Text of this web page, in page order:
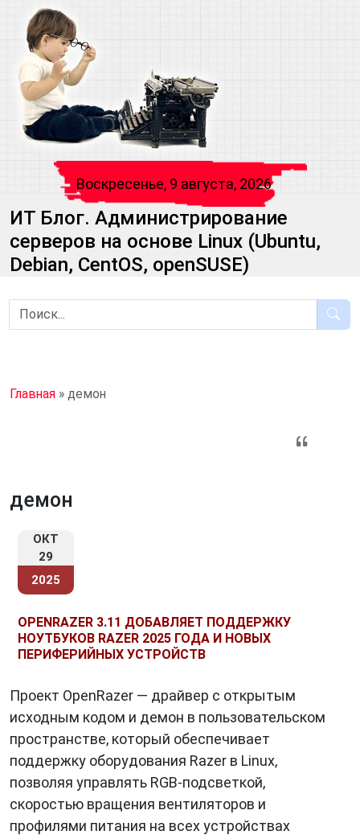
Воскресенье, 9 августа, 2026
ИТ Блог. Администрирование
серверов на основе Linux (Ubuntu,
Debian, CentOS, openSUSE)
Главная » демон
демон
ОКТ
29
2025
OPENRAZER 3.11 ДОБАВЛЯЕТ ПОДДЕРЖКУ
НОУТБУКОВ RAZER 2025 ГОДА И НОВЫХ
ПЕРИФЕРИЙНЫХ УСТРОЙСТВ
Проект OpenRazer — драйвер с открытым
исходным кодом и демон в пользовательском
пространстве, который обеспечивает
поддержку оборудования Razer в Linux,
позволяя управлять RGB-подсветкой,
скоростью вращения вентиляторов и
профилями питания на всех устройствах